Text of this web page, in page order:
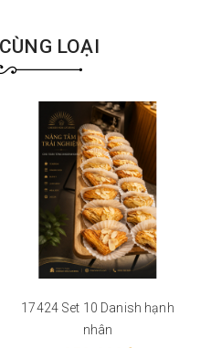
LOẠI
17424 Set 10 Danish hạnh
nhân